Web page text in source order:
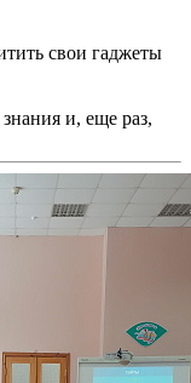
свои гаджеты
и, еще раз,